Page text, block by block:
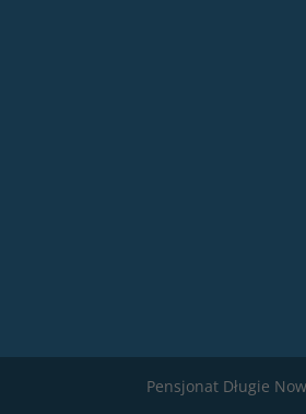
Pensjonat Długie